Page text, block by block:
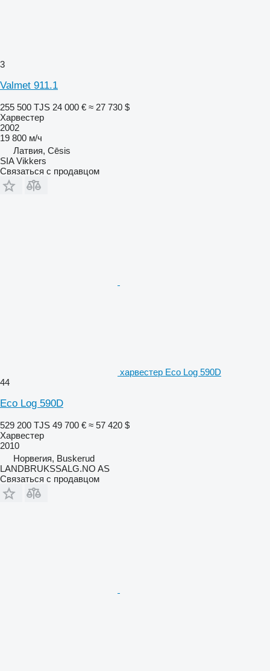
3
Valmet 911.1
255 500 TJS 24 000 € ≈ 27 730 $
Харвестер
2002
19 800 м/ч
Латвия, Cēsis
SIA Vikkers
Связаться с продавцом
харвестер Eco Log 590D
44
Eco Log 590D
529 200 TJS 49 700 € ≈ 57 420 $
Харвестер
2010
Норвегия, Buskerud
LANDBRUKSSALG.NO AS
Связаться с продавцом